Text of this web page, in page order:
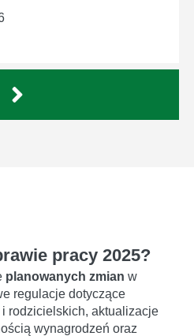
pracy 2025?
planowanych zmian w
regulacje dotyczące
rodzicielskich, aktualizacje
wynagrodzeń oraz